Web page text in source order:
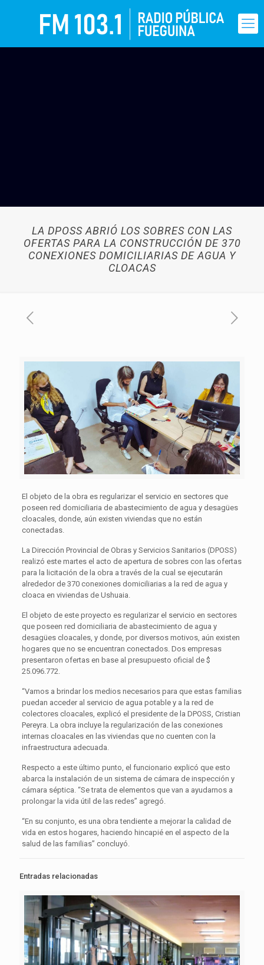
LA DPOSS ABRIÓ LOS SOBRES CON LAS
OFERTAS PARA LA CONSTRUCCIÓN DE 370
CONEXIONES DOMICILIARIAS DE AGUA Y
CLOACAS
El objeto de la obra es regularizar el servicio en sectores que
poseen red domiciliaria de abastecimiento de agua y desagües
cloacales, donde, aún existen viviendas que no están
conectadas.
La Dirección Provincial de Obras y Servicios Sanitarios (DPOSS)
realizó este martes el acto de apertura de sobres con las ofertas
para la licitación de la obra a través de la cual se ejecutarán
alrededor de 370 conexiones domiciliarias a la red de agua y
cloaca en viviendas de Ushuaia.
El objeto de este proyecto es regularizar el servicio en sectores
que poseen red domiciliaria de abastecimiento de agua y
desagües cloacales, y donde, por diversos motivos, aún existen
hogares que no se encuentran conectados. Dos empresas
presentaron ofertas en base al presupuesto oficial de $
25.096.772.
“Vamos a brindar los medios necesarios para que estas familias
puedan acceder al servicio de agua potable y a la red de
colectores cloacales, explicó el presidente de la DPOSS, Cristian
Pereyra. La obra incluye la regularización de las conexiones
internas cloacales en las viviendas que no cuenten con la
infraestructura adecuada.
Respecto a este último punto, el funcionario explicó que esto
abarca la instalación de un sistema de cámara de inspección y
cámara séptica. “Se trata de elementos que van a ayudarnos a
prolongar la vida útil de las redes” agregó.
“En su conjunto, es una obra tendiente a mejorar la calidad de
vida en estos hogares, haciendo hincapié en el aspecto de la
salud de las familias” concluyó.
Entradas relacionadas